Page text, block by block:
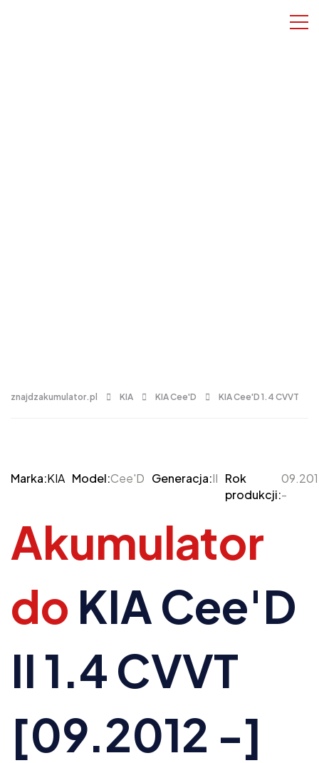
znajdzakumulator.pl KIA KIA Cee'D KIA Cee'D 1.4 CVVT
Marka:KIA Model:Cee'D Generacja:II Rok
produkcji:-
Akumulator
do KIA Cee'D
II 1.4 CVVT
[09.2012 -]